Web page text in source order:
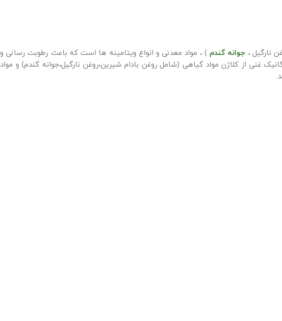
نارگیل ، جوانه گندم ) ، مواد معدنی و انواع ویتامینه ها است که باعث رطوبت رسانی و
غنی از کلاژن مواد گیاهی (شامل روغن بادام شیرین،روغن نارگیل،جوانه گندم) و مواد